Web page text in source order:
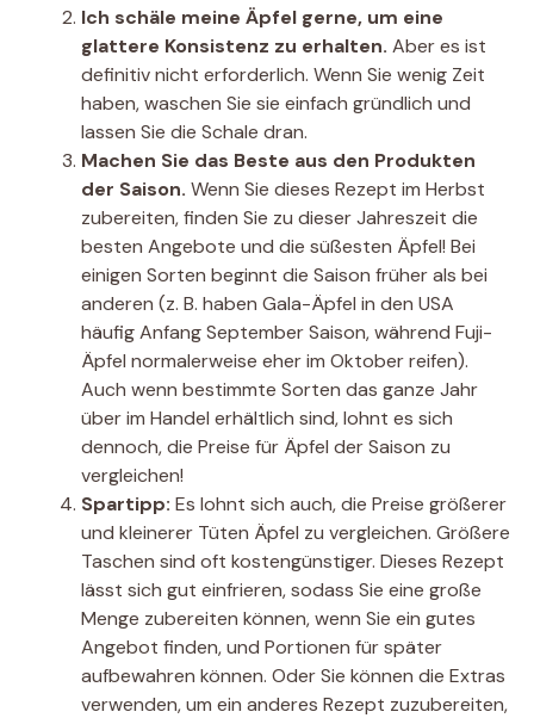
Ich schäle meine Äpfel gerne, um eine
glattere Konsistenz zu erhalten. Aber es ist
definitiv nicht erforderlich. Wenn Sie wenig Zeit
haben, waschen Sie sie einfach gründlich und
lassen Sie die Schale dran.
Machen Sie das Beste aus den Produkten
der Saison. Wenn Sie dieses Rezept im Herbst
zubereiten, finden Sie zu dieser Jahreszeit die
besten Angebote und die süßesten Äpfel! Bei
einigen Sorten beginnt die Saison früher als bei
anderen (z. B. haben Gala-Äpfel in den USA
häufig Anfang September Saison, während Fuji-
Äpfel normalerweise eher im Oktober reifen).
Auch wenn bestimmte Sorten das ganze Jahr
über im Handel erhältlich sind, lohnt es sich
dennoch, die Preise für Äpfel der Saison zu
vergleichen!
Spartipp: Es lohnt sich auch, die Preise größerer
und kleinerer Tüten Äpfel zu vergleichen. Größere
Taschen sind oft kostengünstiger. Dieses Rezept
lässt sich gut einfrieren, sodass Sie eine große
Menge zubereiten können, wenn Sie ein gutes
Angebot finden, und Portionen für später
aufbewahren können. Oder Sie können die Extras
verwenden, um ein anderes Rezept zuzubereiten,